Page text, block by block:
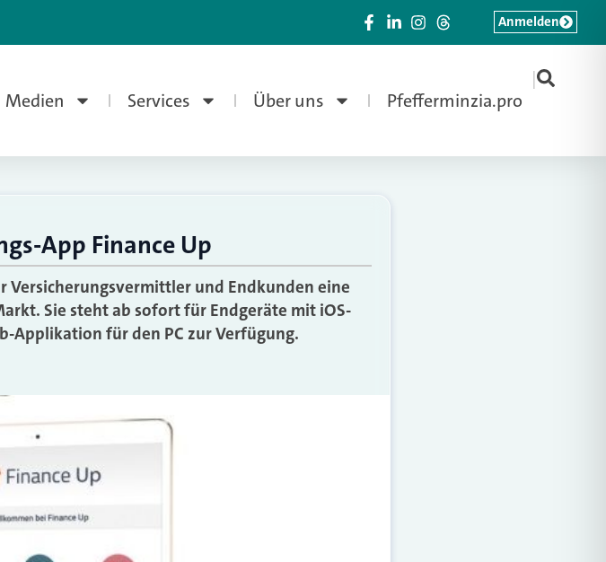
Medien Services Über uns Pfefferminzia.pro
|
Anmelden
App Finance Up
und Endkunden eine
Sie steht ab sofort für Endgeräte mit iOS-
Applikation für den PC zur Verfügung.